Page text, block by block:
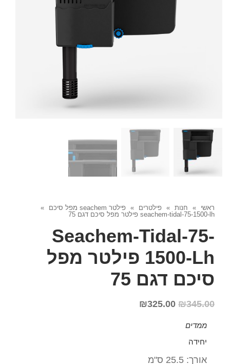
ראשי » חנות » פילטרים » פילטר seachem מפל סיכם
»
seachem-tidal-75-1500-lh פילטר מפל סיכם דגם 75
Seachem-Tidal-75-
1500-Lh פילטר מפל
סיכם דגם 75
₪345.00
₪325.00
ממדים
יחידה
אורך: 25.5 ס"מ